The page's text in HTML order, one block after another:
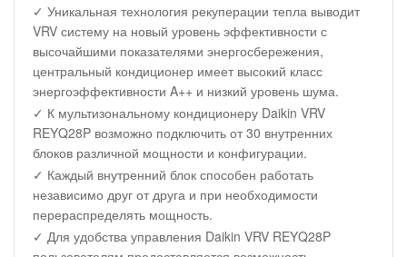
✓ Уникальная технология рекуперации тепла выводит
VRV систему на новый уровень эффективности с
высочайшими показателями энергосбережения,
центральный кондиционер имеет высокий класс
энергоэффективности A++ и низкий уровень шума.
✓ К мультизональному кондиционеру Daikin VRV
REYQ28P возможно подключить от 30 внутренних
блоков различной мощности и конфигурации.
✓ Каждый внутренний блок способен работать
независимо друг от друга и при необходимости
перераспределять мощность.
✓ Для удобства управления Daikin VRV REYQ28P